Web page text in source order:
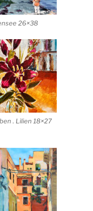
26×38
. Lilien 18×27